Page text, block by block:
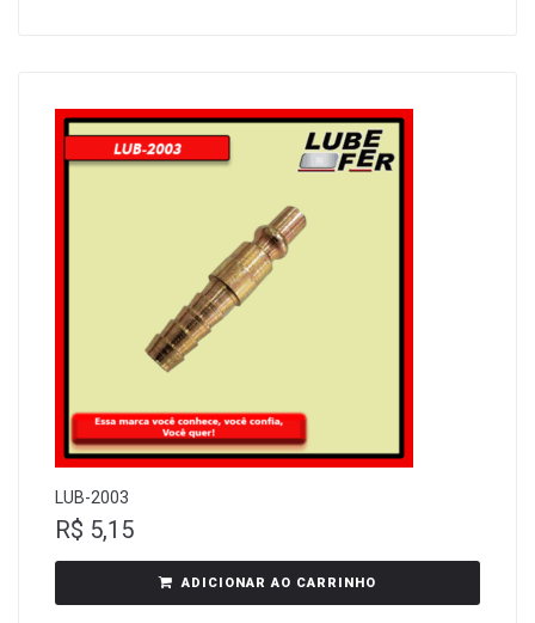
LUB-2003
R$ 5,15
ADICIONAR AO CARRINHO